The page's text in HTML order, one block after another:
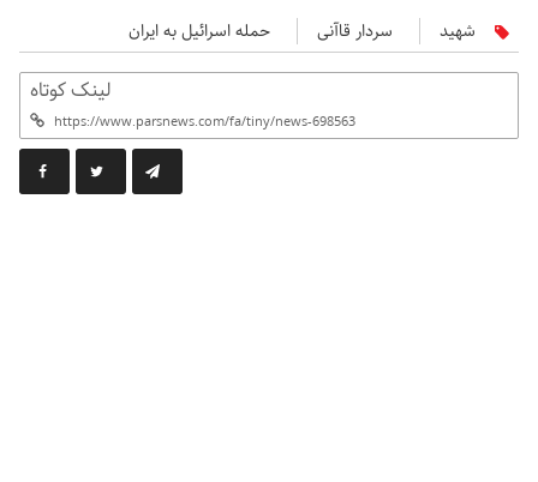
شهید سردار قاآنی حمله اسرائیل به ایران
لینک کوتاه